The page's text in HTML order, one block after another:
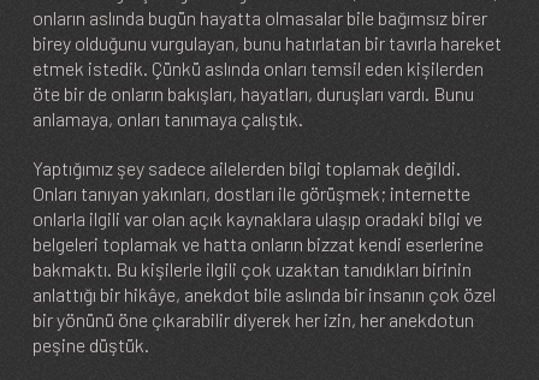
onların aslında bugün hayatta olmasalar bile bağımsız birer
birey olduğunu vurgulayan, bunu hatırlatan bir tavırla hareket
etmek istedik. Çünkü aslında onları temsil eden kişilerden
öte bir de onların bakışları, hayatları, duruşları vardı. Bunu
anlamaya, onları tanımaya çalıştık.
Yaptığımız şey sadece ailelerden bilgi toplamak değildi.
Onları tanıyan yakınları, dostları ile görüşmek; internette
onlarla ilgili var olan açık kaynaklara ulaşıp oradaki bilgi ve
belgeleri toplamak ve hatta onların bizzat kendi eserlerine
bakmaktı. Bu kişilerle ilgili çok uzaktan tanıdıkları birinin
anlattığı bir hikâye, anekdot bile aslında bir insanın çok özel
bir yönünü öne çıkarabilir diyerek her izin, her anekdotun
peşine düştük.